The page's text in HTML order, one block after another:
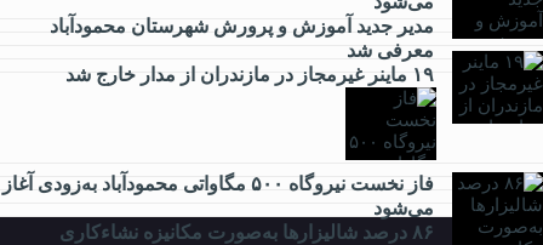
مدیر جدید آموزش و پرورش شهرستان محمودآباد
معرفی شد
۱۹ ماینر غیرمجاز در مازندران از مدار خارج شد
فاز نخست نیروگاه ۵۰۰ مگاواتی محمودآباد به‌زودی آغاز
می‌شود
۸۶ درصد شالیزارها به‌صورت مکانیزه نشاءکاری
فرهنگی
ورزشی